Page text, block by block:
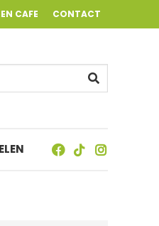
CAFE CONTACT